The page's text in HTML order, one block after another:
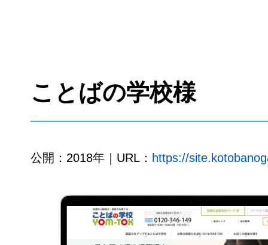
ことばの学校様
公開：2018年｜URL： https://